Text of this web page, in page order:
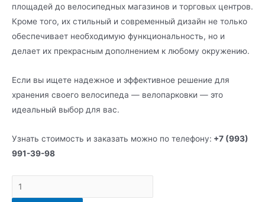
площадей до велосипедных магазинов и торговых центров.
Кроме того, их стильный и современный дизайн не только
обеспечивает необходимую функциональность, но и
делает их прекрасным дополнением к любому окружению.
Если вы ищете надежное и эффективное решение для
хранения своего велосипеда — велопарковки — это
идеальный выбор для вас.
Узнать стоимость и заказать можно по телефону: +7 (993)
991-39-98
Велопарковки
фигурные